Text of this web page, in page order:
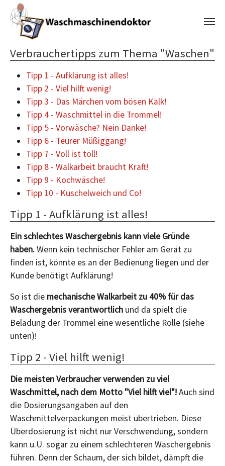
Zum Hauptinhalt springen
Verbrauchertipps zum Thema "Waschen"
Tipp 1 - Aufklärung ist alles!
Tipp 2 - Viel hilft wenig!
Tipp 3 - Das Märchen vom bösen Kalk!
Tipp 4 - Waschmittel in die Trommel!
Tipp 5 - Vorwäsche? Nein Danke!
Tipp 6 - Teurer Müßiggang!
Tipp 7 - Voll ist toll!
Tipp 8 - Walkarbeit braucht Kraft!
Tipp 9 - Kochwäsche!
Tipp 10 - Kuschelweich und Co!
Tipp 1 - Aufklärung ist alles!
Ein schlechtes Waschergebnis kann viele Gründe
haben.Wenn kein technischer Fehler am Gerät zu
finden ist, könnte es an der Bedienung liegen und der
Kunde benötigt Aufklärung!
So ist die mechanische Walkarbeit zu 40% für das
Waschergebnis verantwortlich und da spielt die
Beladung der Trommel eine wesentliche Rolle (siehe
unten)!
Tipp 2 - Viel hilft wenig!
Die meisten Verbraucher verwenden zu viel
Waschmittel, nach dem Motto "Viel hilft viel"!Auch sind
die Dosierungsangaben auf den
Waschmittelverpackungen meist übertrieben. Diese
Überdosierung ist nicht nur Verschwendung, sondern
kann u.U. sogar zu einem schlechteren Waschergebnis
führen. Denn der Schaum, der sich bildet, dämpft die